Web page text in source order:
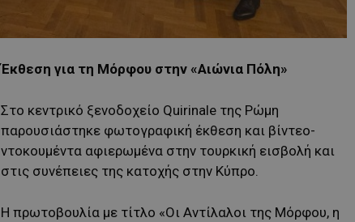
Έκθεση για τη Μόρφου στην «Αιώνια Πόλη»
Στο κεντρικό ξενοδοχείο Quirinale της Ρώμη
παρουσιάστηκε φωτογραφική έκθεση και βίντεο-
ντοκουμέντα αφιερωμένα στην τουρκική εισβολή και
στις συνέπειες της κατοχής στην Κύπρο.
Η πρωτοβουλία με τίτλο «Οι Αντίλαλοι της Μόρφου, η